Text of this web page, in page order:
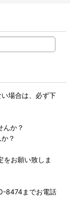
場合は、必ず下
んか？
？
お願い致しま
8474までお電話